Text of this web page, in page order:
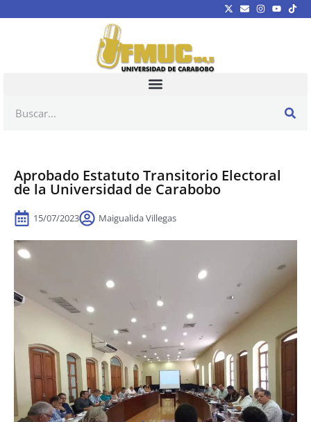
Aprobado Estatuto Transitorio Electoral
de la Universidad de Carabobo
15/07/2023 Maigualida Villegas